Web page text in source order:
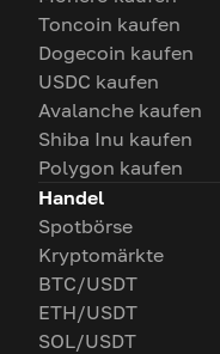
Toncoin kaufen
Dogecoin kaufen
USDC kaufen
Avalanche kaufen
Shiba Inu kaufen
Polygon kaufen
Handel
Spotbörse
Kryptomärkte
BTC/USDT
ETH/USDT
SOL/USDT